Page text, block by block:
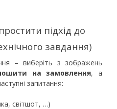
підхід до
завдання)
– виберіть з зображень
на замовлення, а
запитання:
світшот, …)